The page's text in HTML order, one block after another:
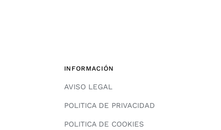
INFORMACIÓN
AVISO LEGAL
POLITICA DE PRIVACIDAD
POLITICA DE COOKIES